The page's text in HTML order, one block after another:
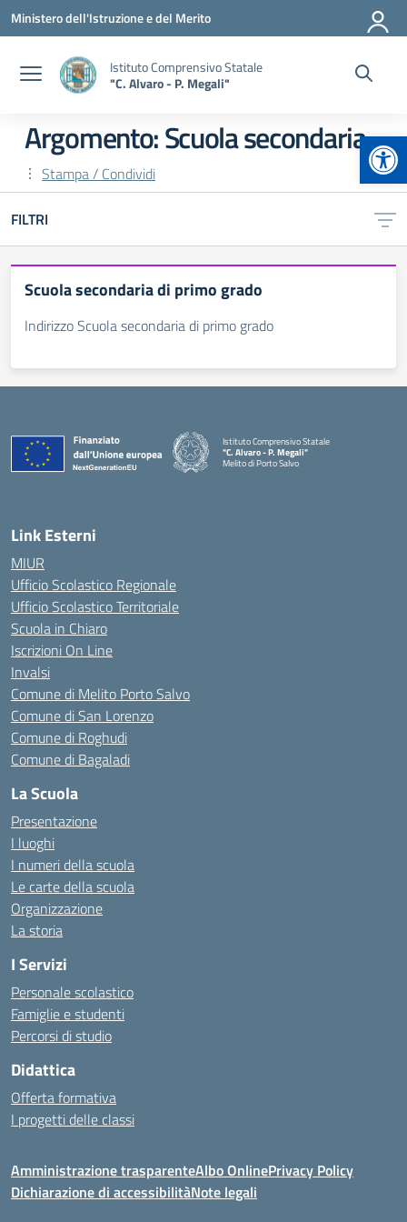
Vai ai contenuti
Vai al menu di navigazione
Vai al footer
Ministero dell'Istruzione e del Merito
Istituto Comprensivo Statale
"C. Alvaro - P. Megali"
Argomento: Scuola secondaria
Stampa / Condividi
FILTRI
Scuola secondaria di primo grado
Indirizzo Scuola secondaria di primo grado
Istituto Comprensivo Statale
"C. Alvaro - P. Megali"
Melito di Porto Salvo
Link Esterni
MIUR
Ufficio Scolastico Regionale
Ufficio Scolastico Territoriale
Scuola in Chiaro
Iscrizioni On Line
Invalsi
Comune di Melito Porto Salvo
Comune di San Lorenzo
Comune di Roghudi
Comune di Bagaladi
La Scuola
Presentazione
I luoghi
I numeri della scuola
Le carte della scuola
Organizzazione
La storia
I Servizi
Personale scolastico
Famiglie e studenti
Percorsi di studio
Didattica
Offerta formativa
I progetti delle classi
Amministrazione trasparenteAlbo OnlinePrivacy Policy
Dichiarazione di accessibilitàNote legali